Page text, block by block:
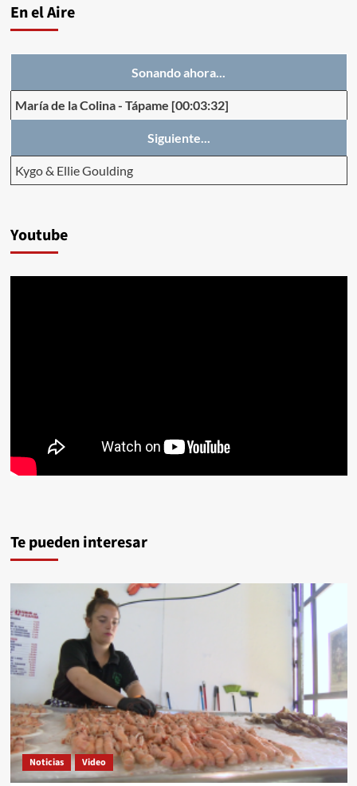
En el Aire
Sonando ahora...
María de la Colina- Tápame [00:03:32]
Siguiente...
Kygo & Ellie Goulding
Youtube
Te pueden interesar
Noticias Video